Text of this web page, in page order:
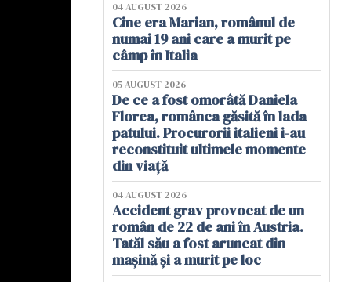
04 AUGUST 2026
Cine era Marian, românul de
numai 19 ani care a murit pe
câmp în Italia
05 AUGUST 2026
De ce a fost omorâtă Daniela
Florea, românca găsită în lada
patului. Procurorii italieni i-au
reconstituit ultimele momente
din viață
04 AUGUST 2026
Accident grav provocat de un
român de 22 de ani în Austria.
Tatăl său a fost aruncat din
mașină și a murit pe loc